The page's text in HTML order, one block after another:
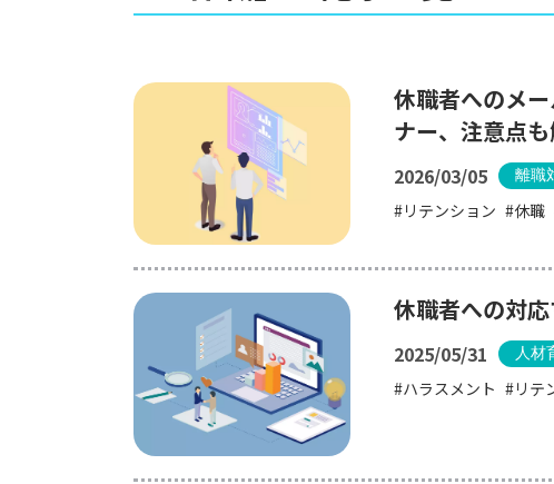
休職者へのメ
ナー、注意点
2026/03/05 離職
リテンション 休職
休職者への対
2025/05/31 人材
ハラスメント リテ